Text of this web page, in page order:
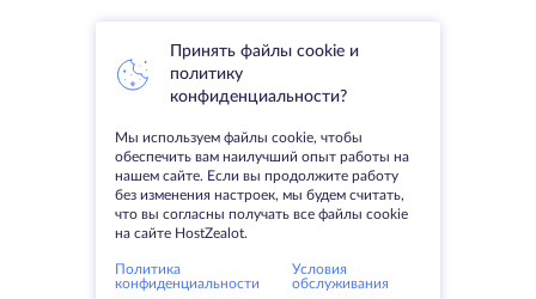
Принять файлы cookie и
политику
конфиденциальности?
Мы используем файлы cookie, чтобы
обеспечить вам наилучший опыт работы на
нашем сайте. Если вы продолжите работу
без изменения настроек, мы будем считать,
что вы согласны получать все файлы cookie
на сайте HostZealot.
Политика
конфиденциальности
Условия
обслуживания